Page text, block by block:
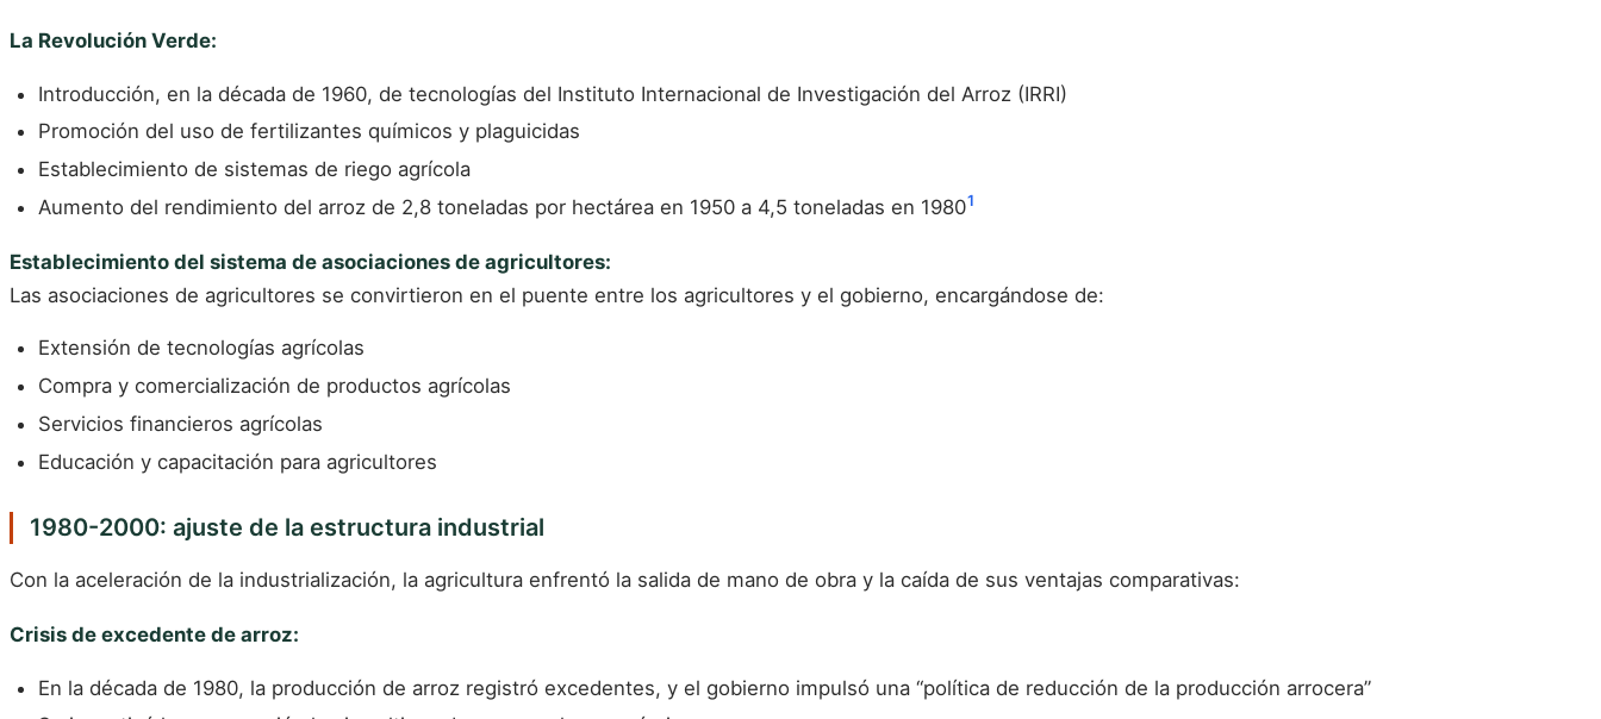
La Revolución Verde:
Introducción, en la década de 1960, de tecnologías del Instituto Internacional de Investigación del Arroz (IRRI)
Promoción del uso de fertilizantes químicos y plaguicidas
Establecimiento de sistemas de riego agrícola
Aumento del rendimiento del arroz de 2,8 toneladas por hectárea en 1950 a 4,5 toneladas en 19801
Establecimiento del sistema de asociaciones de agricultores:
Las asociaciones de agricultores se convirtieron en el puente entre los agricultores y el gobierno, encargándose de:
Extensión de tecnologías agrícolas
Compra y comercialización de productos agrícolas
Servicios financieros agrícolas
Educación y capacitación para agricultores
1980-2000: ajuste de la estructura industrial
Con la aceleración de la industrialización, la agricultura enfrentó la salida de mano de obra y la caída de sus ventajas comparativas:
Crisis de excedente de arroz:
En la década de 1980, la producción de arroz registró excedentes, y el gobierno impulsó una “política de reducción de la producción arrocera”